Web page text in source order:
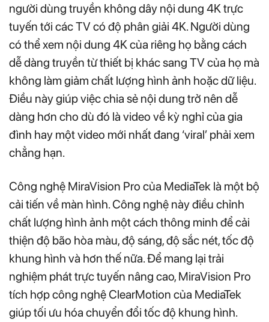
người dùng truyền không dây nội dung 4K trực
tuyến tới các TV có độ phân giải 4K. Người dùng
có thể xem nội dung 4K của riêng họ bằng cách
dễ dàng truyền từ thiết bị khác sang TV của họ mà
không làm giảm chất lượng hình ảnh hoặc dữ liệu.
Điều này giúp việc chia sẻ nội dung trở nên dễ
dàng hơn cho dù đó là video về kỳ nghỉ của gia
đình hay một video mới nhất đang ‘viral’ phải xem
chẳng hạn.
Công nghệ MiraVision Pro của MediaTek là một bộ
cải tiến về màn hình. Công nghệ này điều chỉnh
chất lượng hình ảnh một cách thông minh để cải
thiện độ bão hòa màu, độ sáng, độ sắc nét, tốc độ
khung hình và hơn thế nữa. Để mang lại trải
nghiệm phát trực tuyến nâng cao, MiraVision Pro
tích hợp công nghệ ClearMotion của MediaTek
giúp tối ưu hóa chuyển đổi tốc độ khung hình.